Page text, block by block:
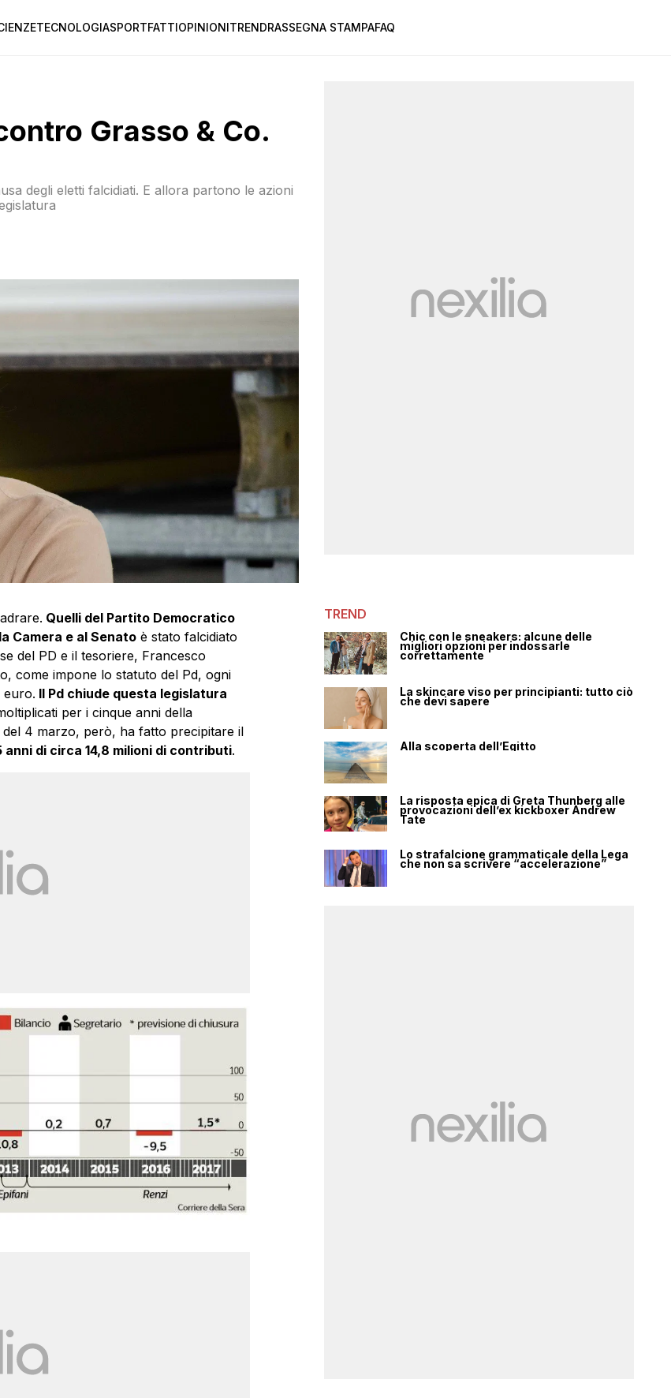
TECNOLOGIASPORTFATTIOPINIONITRENDRASSEGNA STAMPAFAQ
Grasso & Co.
degli eletti falcidiati. E allora partono le azioni
Quelli del Partito Democratico
Camera e al Senatoè stato falcidiato
del PD e il tesoriere, Francesco
come impone lo statuto del Pd, ogni
euro. Il Pd chiude questa legislatura
per i cinque anni della
4 marzo, però, ha fatto precipitare il
anni di circa 14,8 milioni di contributi.
TREND
Chic con le sneakers: alcune delle
migliori opzioni per indossarle
correttamente
La skincare viso per principianti: tutto ciò
che devi sapere
Alla scoperta dell’Egitto
La risposta epica di Greta Thunberg alle
provocazioni dell’ex kickboxer Andrew
Tate
Lo strafalcione grammaticale della Lega
che non sa scrivere “accelerazione”